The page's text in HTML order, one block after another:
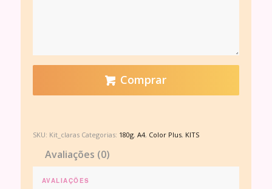
Comprar
SKU: Kit_claras Categorias: 180g, A4, Color Plus, KITS
Avaliações (0)
AVALIAÇÕES